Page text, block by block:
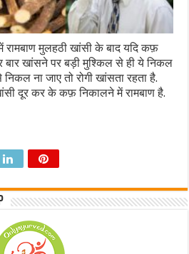
मुलहठी खांसी के बाद यदि कफ़
बार खांसने पर बड़ी मुश्किल से ही ये निकल
ना जाए तो रोगी खांसता रहता है.
दूर कर के कफ़ निकालने में रामबाण है.